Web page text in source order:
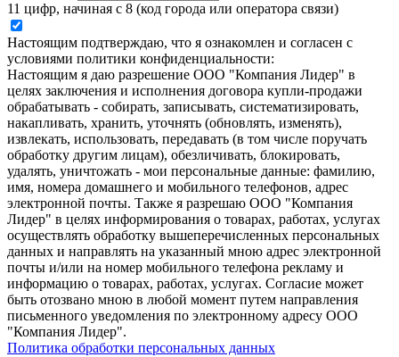
11 цифр, начиная с 8 (код города или оператора связи)
Настоящим подтверждаю, что я ознакомлен и согласен с
условиями политики конфиденциальности:
Настоящим я даю разрешение ООО "Компания Лидер" в
целях заключения и исполнения договора купли-продажи
обрабатывать - собирать, записывать, систематизировать,
накапливать, хранить, уточнять (обновлять, изменять),
извлекать, использовать, передавать (в том числе поручать
обработку другим лицам), обезличивать, блокировать,
удалять, уничтожать - мои персональные данные: фамилию,
имя, номера домашнего и мобильного телефонов, адрес
электронной почты. Также я разрешаю ООО "Компания
Лидер" в целях информирования о товарах, работах, услугах
осуществлять обработку вышеперечисленных персональных
данных и направлять на указанный мною адрес электронной
почты и/или на номер мобильного телефона рекламу и
информацию о товарах, работах, услугах. Согласие может
быть отозвано мною в любой момент путем направления
письменного уведомления по электронному адресу ООО
"Компания Лидер".
Политика обработки персональных данных